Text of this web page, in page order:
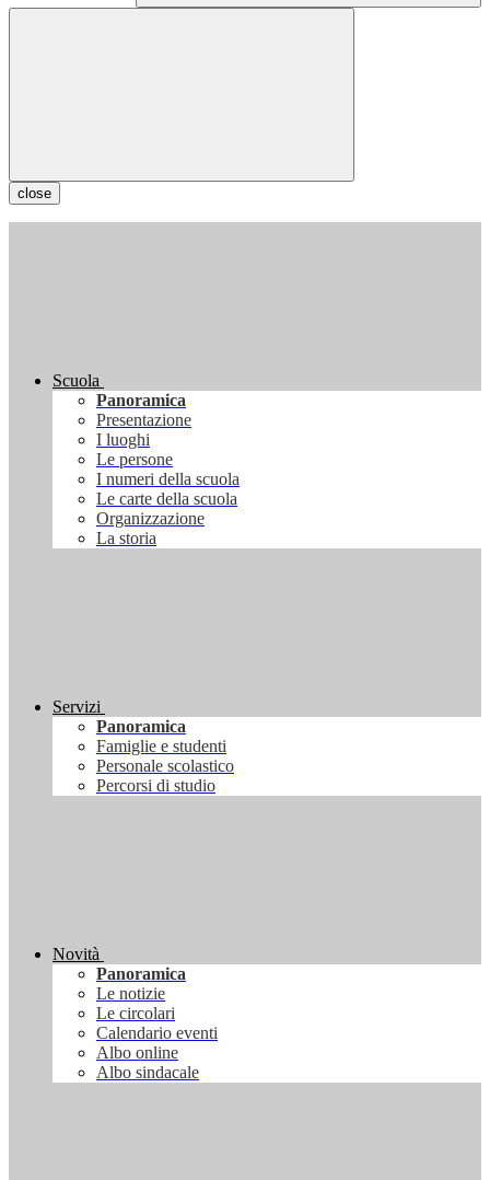
close
Scuola
Panoramica
Presentazione
I luoghi
Le persone
I numeri della scuola
Le carte della scuola
Organizzazione
La storia
Servizi
Panoramica
Famiglie e studenti
Personale scolastico
Percorsi di studio
Novità
Panoramica
Le notizie
Le circolari
Calendario eventi
Albo online
Albo sindacale